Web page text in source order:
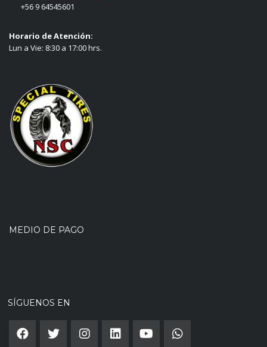
+56 9 64545601
Horario de Atención:
Lun a Vie: 8:30 a 17:00 hrs.
MEDIO DE PAGO
SÍGUENOS EN